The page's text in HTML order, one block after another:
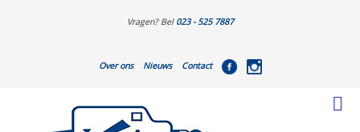
Vragen? Bel 023 - 525 7887
Over ons Nieuws Contact